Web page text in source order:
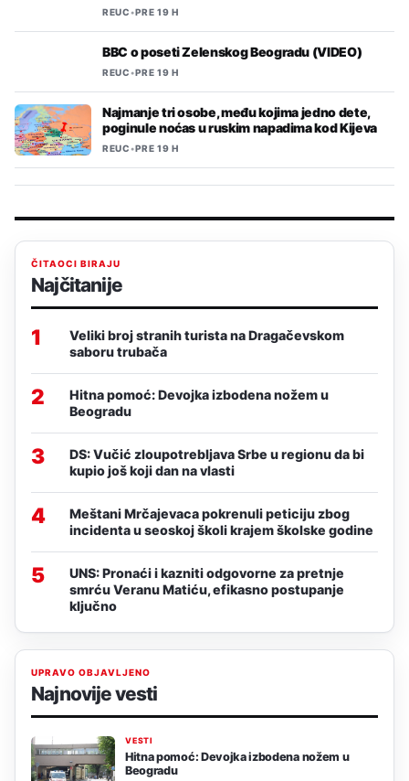
REUC•PRE 19 H
BBC o poseti Zelenskog Beogradu (VIDEO)
REUC•PRE 19 H
Najmanje tri osobe, među kojima jedno dete,
poginule noćas u ruskim napadima kod Kijeva
REUC•PRE 19 H
ČITAOCI BIRAJU
Najčitanije
1
Veliki broj stranih turista na Dragačevskom
saboru trubača
2
Hitna pomoć: Devojka izbodena nožem u
Beogradu
3
DS: Vučić zloupotrebljava Srbe u regionu da bi
kupio još koji dan na vlasti
4
Meštani Mrčajevaca pokrenuli peticiju zbog
incidenta u seoskoj školi krajem školske godine
5
UNS: Pronaći i kazniti odgovorne za pretnje
smrću Veranu Matiću, efikasno postupanje
ključno
UPRAVO OBJAVLJENO
Najnovije vesti
VESTI
Hitna pomoć: Devojka izbodena nožem u
Beogradu